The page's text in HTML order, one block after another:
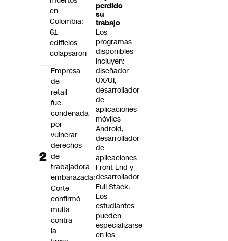
perdido
su
trabajo
Los
programas
disponibles
incluyen:
diseñador
UX/UI,
desarrollador
de
aplicaciones
móviles
Android,
desarrollador
de
aplicaciones
Front End y
desarrollador
Full Stack.
Los
estudiantes
pueden
especializarse
en los
en
Colombia:
61
edificios
colapsaron
Empresa
de
retail
fue
condenada
por
vulnerar
derechos
de
trabajadora
embarazada:
Corte
confirmó
multa
contra
la